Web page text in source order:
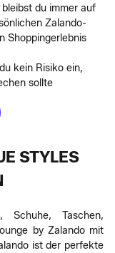
du immer auf
Zalando-
Shoppingerlebnis
kein Risiko ein,
sollte
STYLES
Schuhe, Taschen,
by Zalando mit
ist der perfekte